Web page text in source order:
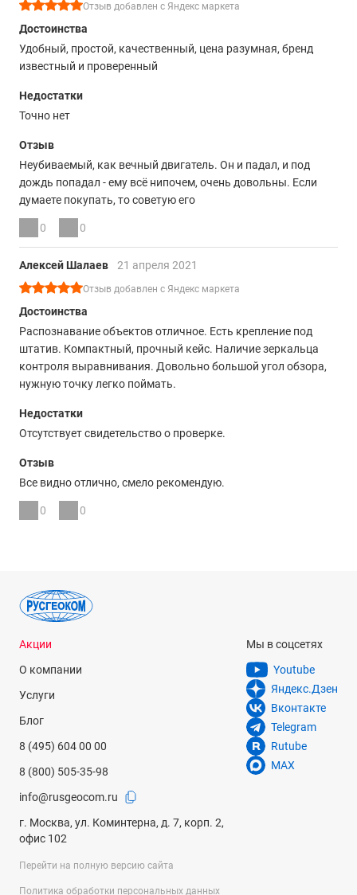
Отзыв добавлен с Яндекс маркета
Достоинства
Удобный, простой, качественный, цена разумная, бренд
известный и проверенный
Недостатки
Точно нет
Отзыв
Неубиваемый, как вечный двигатель. Он и падал, и под
дождь попадал - ему всё нипочем, очень довольны. Если
думаете покупать, то советую его
0 0
Алексей Шалаев 21 апреля 2021
Отзыв добавлен с Яндекс маркета
Достоинства
Распознавание объектов отличное. Есть крепление под
штатив. Компактный, прочный кейс. Наличие зеркальца
контроля выравнивания. Довольно большой угол обзора,
нужную точку легко поймать.
Недостатки
Отсутствует свидетельство о проверке.
Отзыв
Все видно отлично, смело рекомендую.
0 0
Акции
О компании
Услуги
Блог
8 (495) 604 00 00
8 (800) 505-35-98
info@rusgeocom.ru
г. Москва, ул. Коминтерна, д. 7, корп. 2,
офис 102
Мы в соцсетях
Youtube
Яндекс.Дзен
Вконтакте
Telegram
Rutube
MAX
Перейти на полную версию сайта
Политика обработки персональных данных